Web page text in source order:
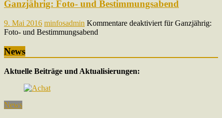
Ganzjährig: Foto- und Bestimmungsabend
9. Mai 2016 minfosadmin Kommentare deaktiviert für Ganzjährig:
Foto- und Bestimmungsabend
News
Aktuelle Beiträge und Aktualisierungen:
News